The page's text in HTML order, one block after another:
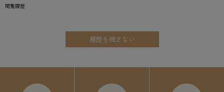
閲覧履歴
履歴を残さない